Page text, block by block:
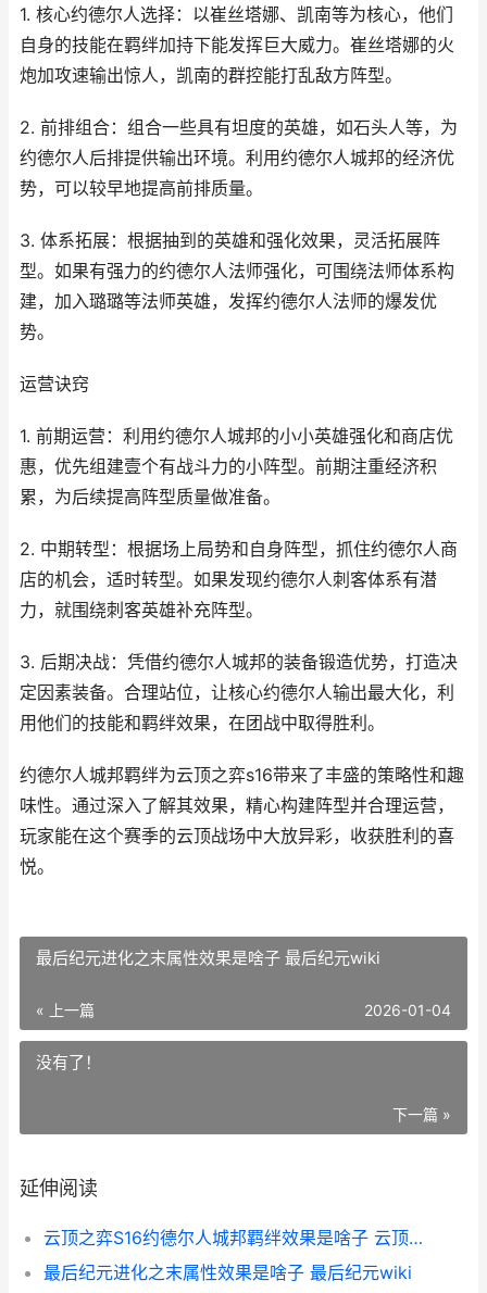
1. 核心约德尔人选择：以崔丝塔娜、凯南等为核心，他们
自身的技能在羁绊加持下能发挥巨大威力。崔丝塔娜的火
炮加攻速输出惊人，凯南的群控能打乱敌方阵型。
2. 前排组合：组合一些具有坦度的英雄，如石头人等，为
约德尔人后排提供输出环境。利用约德尔人城邦的经济优
势，可以较早地提高前排质量。
3. 体系拓展：根据抽到的英雄和强化效果，灵活拓展阵
型。如果有强力的约德尔人法师强化，可围绕法师体系构
建，加入璐璐等法师英雄，发挥约德尔人法师的爆发优
势。
运营诀窍
1. 前期运营：利用约德尔人城邦的小小英雄强化和商店优
惠，优先组建壹个有战斗力的小阵型。前期注重经济积
累，为后续提高阵型质量做准备。
2. 中期转型：根据场上局势和自身阵型，抓住约德尔人商
店的机会，适时转型。如果发现约德尔人刺客体系有潜
力，就围绕刺客英雄补充阵型。
3. 后期决战：凭借约德尔人城邦的装备锻造优势，打造决
定因素装备。合理站位，让核心约德尔人输出最大化，利
用他们的技能和羁绊效果，在团战中取得胜利。
约德尔人城邦羁绊为云顶之弈s16带来了丰盛的策略性和趣
味性。通过深入了解其效果，精心构建阵型并合理运营，
玩家能在这个赛季的云顶战场中大放异彩，收获胜利的喜
悦。
最后纪元进化之末属性效果是啥子 最后纪元wiki
« 上一篇 2026-01-04
没有了！
下一篇 »
延伸阅读
云顶之弈S16约德尔人城邦羁绊效果是啥子 云顶之弈s16约德尔人吉格斯怎么出装
最后纪元进化之末属性效果是啥子 最后纪元wiki